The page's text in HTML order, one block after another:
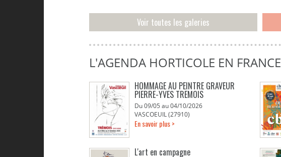
Voir toutes les galeries
L'AGENDA HORTICOLE EN FRANCE
HOMMAGE AU PEINTRE GRAVEUR
PIERRE-YVES TREMOIS
Du 09/05 au 04/10/2026
VASCOEUIL (27910)
En savoir plus >
L'art en campagne